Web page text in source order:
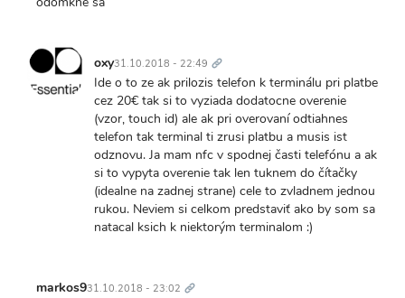
oxy31.10.2018 - 22:49 odkaz
Ide o to ze ak prilozis telefon k terminálu pri platbe
cez 20€ tak si to vyziada dodatocne overenie
(vzor, touch id) ale ak pri overovaní odtiahnes
telefon tak terminal ti zrusi platbu a musis ist
odznovu. Ja mam nfc v spodnej časti telefónu a ak
si to vypyta overenie tak len tuknem do čítačky
(idealne na zadnej strane) cele to zvladnem jednou
rukou. Neviem si celkom predstaviť ako by som sa
natacal ksich k niektorým terminalom :)
markos931.10.2018 - 23:02 odkaz